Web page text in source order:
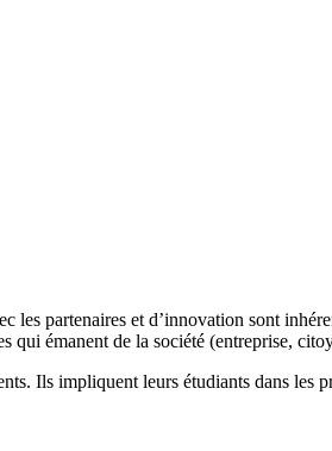
partenaires et d’innovation sont
qui émanent de la société (entreprise,
Ils impliquent leurs étudiants dans les